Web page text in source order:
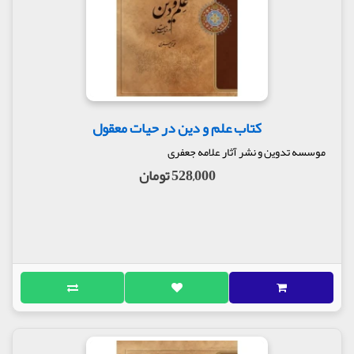
«از خدا جوييم توفيق ادب
بى‌ادب محروم ماند از
و تعليم و تربيت مردم را به عهده گرفته، نبايد سبک و
زشت صحبت كند و از سوى ديگر اقتدار جلال‌الدين در
تجسيم و تمثيل خيلى بيشتر از آن است كه نيازمند
مثال‌هاى زشت باشد... خلاصه در داستان‌هايى از مثنوى
كه شامل ابيات ناشايست است، ابياتش را نقل نكرده و
به نقطه‌چينى در آن موارد كفايت خواهم ورزيد
شارح در حكايت «امرد و كوسه در خانقاه»، چنين نوشته
است: «جلال‌الدين در ابيات فوق بار ديگر با يك مثال
جهت روشنايى و ناشايست بودن بعضى از مطالب آن‌ها
خوددارى كرديم
آيا مى‌توان گفت جلال‌الدين مولوى در كتاب مثنوى يك
مكتب انسانى - الهى سيستماتيك پى‌ريزى كرده است؟
كرده است، بايد توجه داشته باشيم كه اگر مقصود از
کتاب علم و دین در حیات معقول
موسسه تدوین و نشر آثار علامه جعفری
528,000 تومان